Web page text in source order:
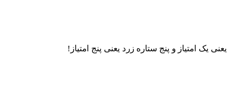
امتیاز و پنج ستاره زرد یعنی پنج امتیاز!